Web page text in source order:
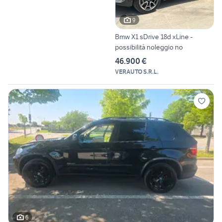
9
Bmw X1 sDrive 18d xLine -
possibilità noleggio no
46.900 €
VERAUTO S.R.L.
6